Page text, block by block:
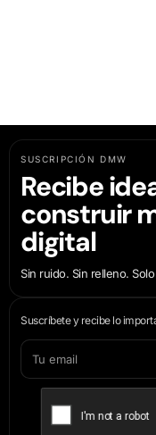
SUSCRIPCIÓN DMW
Recibe
construir
digital
Sin ruido. Sin relleno.
Suscríbete y recibe lo